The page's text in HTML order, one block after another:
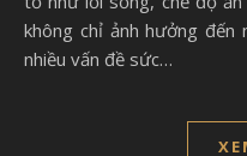
không chỉ ảnh hưởng đến
nhiều vấn đề sức…